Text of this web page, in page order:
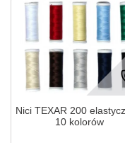
Nici TEXAR 200
10 kolorów